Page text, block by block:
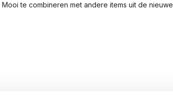
te combineren met andere items uit de nieuwe